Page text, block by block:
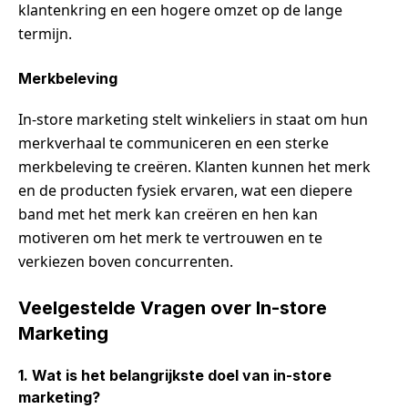
klantenkring en een hogere omzet op de lange
termijn.
Merkbeleving
In-store marketing stelt winkeliers in staat om hun
merkverhaal te communiceren en een sterke
merkbeleving te creëren. Klanten kunnen het merk
en de producten fysiek ervaren, wat een diepere
band met het merk kan creëren en hen kan
motiveren om het merk te vertrouwen en te
verkiezen boven concurrenten.
Veelgestelde Vragen over In-store
Marketing
1. Wat is het belangrijkste doel van in-store
marketing?